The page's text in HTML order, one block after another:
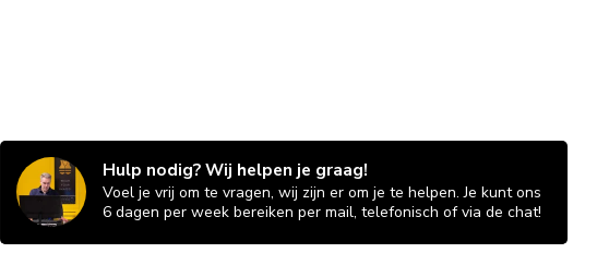
Hulp nodig? Wij helpen je graag!
Voel je vrij om te vragen, wij zijn er om je te helpen. Je kunt ons
6 dagen per week bereiken per mail, telefonisch of via de chat!